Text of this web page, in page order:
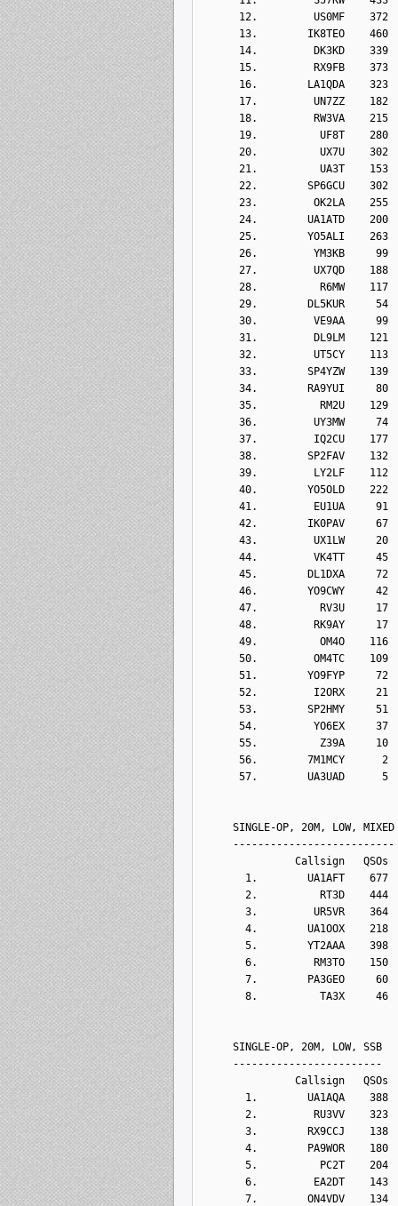
12.         US0MF    372
13.        IK8TEO    460
14.         DK3KD    339
15.         RX9FB    373
16.        LA1QDA    323
17.         UN7ZZ    182
18.         RW3VA    215
19.          UF8T    280
20.          UX7U    302
21.          UA3T    153
22.        SP6GCU    302
23.         OK2LA    255
24.        UA1ATD    200
25.        YO5ALI    263
26.         YM3KB     99
27.         UX7QD    188
28.          R6MW    117
29.        DL5KUR     54
30.         VE9AA     99
31.         DL9LM    121
32.         UT5CY    113
33.        SP4YZW    139
34.        RA9YUI     80
35.          RM2U    129
36.         UY3MW     74
37.         IQ2CU    177
38.        SP2FAV    132
39.         LY2LF    112
40.        YO5OLD    222
41.         EU1UA     91
42.        IK0PAV     67
43.         UX1LW     20
44.         VK4TT     45
45.        DL1DXA     72
46.        YO9CWY     42
47.          RV3U     17
48.         RK9AY     17
49.          OM4O    116
50.         OM4TC    109
51.        YO9FYP     72
52.         I2ORX     21
53.        SP2HMY     51
54.         YO6EX     37
55.          Z39A     10
56.        7M1MCY      2
57.        UA3UAD      5
SINGLE-OP, 20M, LOW, MIXED
--------------------------
Callsign   QSOs  Points
1.        UA1AFT    677
2.          RT3D    444
3.         UR5VR    364
4.        UA1OOX    218
5.        YT2AAA    398
6.         RM3TO    150
7.        PA3GEO     60
8.          TA3X     46
SINGLE-OP, 20M, LOW, SSB
------------------------
Callsign   QSOs  Points
1.        UA1AQA    388
2.         RU3VV    323
3.        RX9CCJ    138
4.        PA9WOR    180
5.          PC2T    204
6.         EA2DT    143
7.        ON4VDV    134